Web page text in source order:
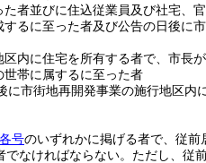
者並びに住込従業員及び社宅、
るに至った者及び公告の日後に
内に住宅を所有する者で、市長
帯に属するに至った者
に市街地再開発事業の施行地区内
号のいずれかに掲げる者で、従
なければならない。 ただし、従